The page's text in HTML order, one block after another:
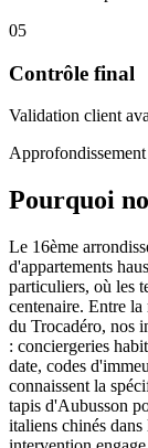
05
Contrôle final
Validation client
Approfondissement
Pourquoi
Le 16ème
d'appartements
particuliers, où les
centenaire. Entre
du Trocadéro, nos
: conciergeries
date, codes
connaissent la
tapis d'Aubusson
italiens chinés